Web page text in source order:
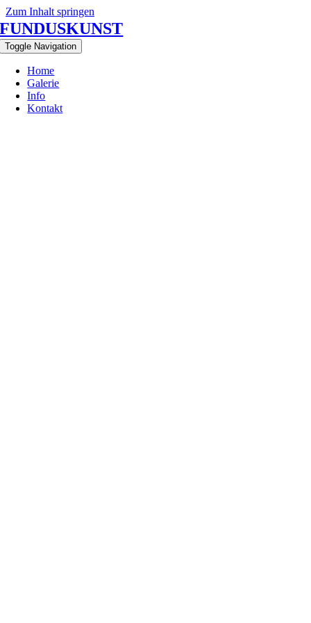
Zum Inhalt springen
FUNDUSKUNST
Toggle Navigation
Home
Galerie
Info
Kontakt